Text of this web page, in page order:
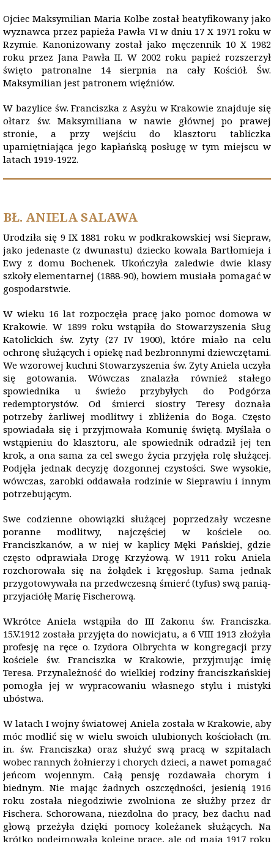
Ojciec Maksymilian Maria Kolbe został beatyfikowany jako
wyznawca przez papieża Pawła VI w dniu 17 X 1971 roku w
Rzymie. Kanonizowany został jako męczennik 10 X 1982
roku przez Jana Pawła II. W 2002 roku papież rozszerzył
święto patronalne 14 sierpnia na cały Kościół. Św.
Maksymilian jest patronem więźniów.
W bazylice św. Franciszka z Asyżu w Krakowie znajduje się
ołtarz św. Maksymiliana w nawie głównej po prawej
stronie, a przy wejściu do klasztoru tabliczka
upamiętniająca jego kapłańską posługę w tym miejscu w
latach 1919-1922.
BŁ. ANIELA SALAWA
Urodziła się 9 IX 1881 roku w podkrakowskiej wsi Siepraw,
jako jedenaste (z dwunastu) dziecko kowala Bartłomieja i
Ewy z domu Bochenek. Ukończyła zaledwie dwie klasy
szkoły elementarnej (1888-90), bowiem musiała pomagać w
gospodarstwie.
W wieku 16 lat rozpoczęła pracę jako pomoc domowa w
Krakowie. W 1899 roku wstąpiła do Stowarzyszenia Sług
Katolickich św. Zyty (27 IV 1900), które miało na celu
ochronę służących i opiekę nad bezbronnymi dziewczętami.
We wzorowej kuchni Stowarzyszenia św. Zyty Aniela uczyła
się gotowania. Wówczas znalazła również stałego
spowiednika u świeżo przybyłych do Podgórza
redemptorystów. Od śmierci siostry Teresy doznała
potrzeby żarliwej modlitwy i zbliżenia do Boga. Często
spowiadała się i przyjmowała Komunię świętą. Myślała o
wstąpieniu do klasztoru, ale spowiednik odradził jej ten
krok, a ona sama za cel swego życia przyjęła rolę służącej.
Podjęła jednak decyzję dozgonnej czystości. Swe wysokie,
wówczas, zarobki oddawała rodzinie w Sieprawiu i innym
potrzebującym.
Swe codzienne obowiązki służącej poprzedzały wczesne
poranne modlitwy, najczęściej w kościele oo.
Franciszkanów, a w niej w kaplicy Męki Pańskiej, gdzie
często odprawiała Drogę Krzyżową. W 1911 roku Aniela
rozchorowała się na żołądek i kręgosłup. Sama jednak
przygotowywała na przedwczesną śmierć (tyfus) swą panią-
przyjaciółę Marię Fischerową.
Wkrótce Aniela wstąpiła do III Zakonu św. Franciszka.
15.V.1912 została przyjęta do nowicjatu, a 6 VIII 1913 złożyła
profesję na ręce o. Izydora Olbrychta w kongregacji przy
kościele św. Franciszka w Krakowie, przyjmując imię
Teresa. Przynależność do wielkiej rodziny franciszkańskiej
pomogła jej w wypracowaniu własnego stylu i mistyki
ubóstwa.
W latach I wojny światowej Aniela została w Krakowie, aby
móc modlić się w wielu swoich ulubionych kościołach (m.
in. św. Franciszka) oraz służyć swą pracą w szpitalach
wobec rannych żołnierzy i chorych dzieci, a nawet pomagać
jeńcom wojennym. Całą pensję rozdawała chorym i
biednym. Nie mając żadnych oszczędności, jesienią 1916
roku została niegodziwie zwolniona ze służby przez dr
Fischera. Schorowana, niezdolna do pracy, bez dachu nad
głową przeżyła dzięki pomocy koleżanek służących. Na
krótko podejmowała kolejne prace, ale od maja 1917 roku